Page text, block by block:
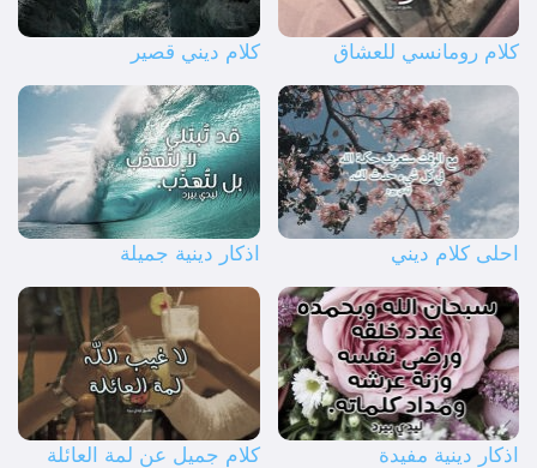
كلام رومانسي للعشاق كلام ديني قصير
احلى كلام ديني اذكار دينية جميلة
اذكار دينية مفيدة كلام جميل عن لمة العائلة